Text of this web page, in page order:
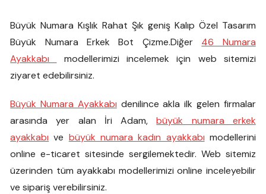
Büyük Numara Kışlık Rahat Şık geniş Kalıp Özel Tasarım
Büyük Numara Erkek Bot Çizme.Diğer 46 Numara
Ayakkabı
modellerimizi incelemek için web sitemizi
ziyaret edebilirsiniz.
Büyük Numara Ayakkabı denilince akla ilk gelen firmalar
arasında yer alan İri Adam,büyük numara erkek
ayakkabı ve büyük numara kadın ayakkabı modellerini
online e-ticaret sitesinde sergilemektedir. Web sitemiz
üzerinden tüm ayakkabı modellerimizi online inceleyebilir
ve sipariş verebilirsiniz.